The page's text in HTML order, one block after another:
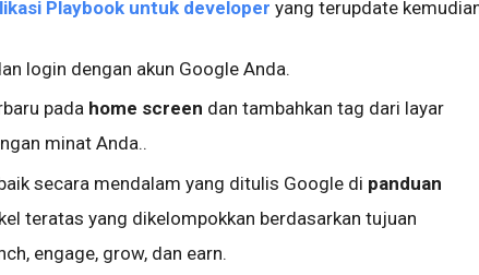
Playbook untuk developer yang terupdate
login dengan akun Google Anda.
pada home screen dan tambahkan tag dari layar
minat Anda..
secara mendalam yang ditulis Google di panduan
teratas yang dikelompokkan berdasarkan tujuan
engage, grow, dan earn.